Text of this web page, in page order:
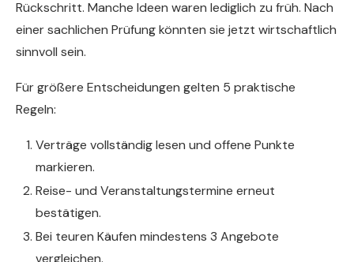
Rückschritt. Manche Ideen waren lediglich zu früh. Nach
einer sachlichen Prüfung könnten sie jetzt wirtschaftlich
sinnvoll sein.
Für größere Entscheidungen gelten 5 praktische
Regeln:
Verträge vollständig lesen und offene Punkte
markieren.
Reise- und Veranstaltungstermine erneut
bestätigen.
Bei teuren Käufen mindestens 3 Angebote